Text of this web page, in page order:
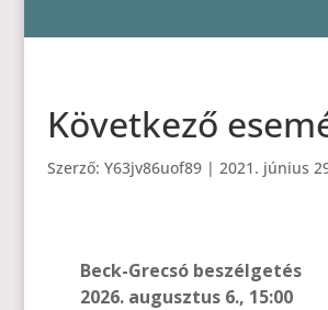
Következő
Szerző: Y63jv86uof89| 2021. június
Beck-Grecsó beszélgetés
2026. augusztus 6., 15:00